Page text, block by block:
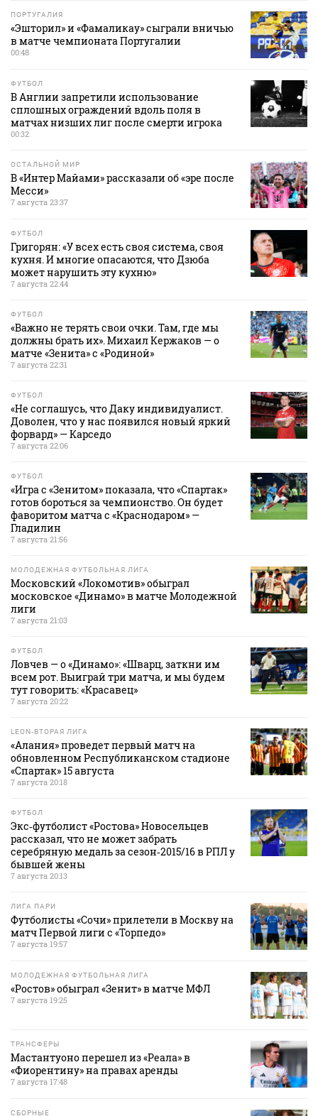
ПОРТУГАЛИЯ
«Эшторил» и «Фамаликау» сыграли вничью
в матче чемпионата Португалии
00:48
ФУТБОЛ
В Англии запретили использование
сплошных ограждений вдоль поля в
матчах низших лиг после смерти игрока
00:32
ОСТАЛЬНОЙ МИР
В «Интер Майами» рассказали об «эре после
Месси»
7 августа 23:37
ФУТБОЛ
Григорян: «У всех есть своя система, своя
кухня. И многие опасаются, что Дзюба
может нарушить эту кухню»
7 августа 22:44
ФУТБОЛ
«Важно не терять свои очки. Там, где мы
должны брать их». Михаил Кержаков — о
матче «Зенита» с «Родиной»
7 августа 22:31
ФУТБОЛ
«Не соглашусь, что Даку индивидуалист.
Доволен, что у нас появился новый яркий
форвард» — Карседо
7 августа 22:06
ФУТБОЛ
«Игра с «Зенитом» показала, что «Спартак»
готов бороться за чемпионство. Он будет
фаворитом матча с «Краснодаром» —
Гладилин
7 августа 21:56
МОЛОДЕЖНАЯ ФУТБОЛЬНАЯ ЛИГА
Московский «Локомотив» обыграл
московское «Динамо» в матче Молодежной
лиги
7 августа 21:03
ФУТБОЛ
Ловчев — о «Динамо»: «Шварц, заткни им
всем рот. Выиграй три матча, и мы будем
тут говорить: «Красавец»
7 августа 20:22
LEON-ВТОРАЯ ЛИГА
«Алания» проведет первый матч на
обновленном Республиканском стадионе
«Спартак» 15 августа
7 августа 20:18
ФУТБОЛ
Экс‑футболист «Ростова» Новосельцев
рассказал, что не может забрать
серебряную медаль за сезон‑2015/16 в РПЛ у
бывшей жены
7 августа 20:13
ЛИГА ПАРИ
Футболисты «Сочи» прилетели в Москву на
матч Первой лиги с «Торпедо»
7 августа 19:57
МОЛОДЕЖНАЯ ФУТБОЛЬНАЯ ЛИГА
«Ростов» обыграл «Зенит» в матче МФЛ
7 августа 19:25
ТРАНСФЕРЫ
Мастантуоно перешел из «Реала» в
«Фиорентину» на правах аренды
7 августа 17:48
СБОРНЫЕ